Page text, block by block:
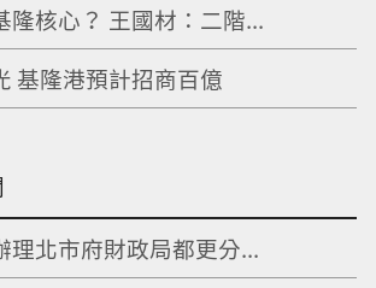
隆核心？ 王國材：二階...
基隆港預計招商百億
理北市府財政局都更分...